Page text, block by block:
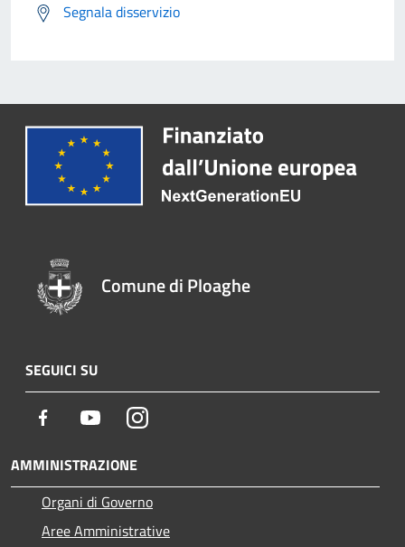
Segnala disservizio
Comune di Ploaghe
SEGUICI SU
Facebook YoutubeInstagram
AMMINISTRAZIONE
Organi di Governo
Aree Amministrative